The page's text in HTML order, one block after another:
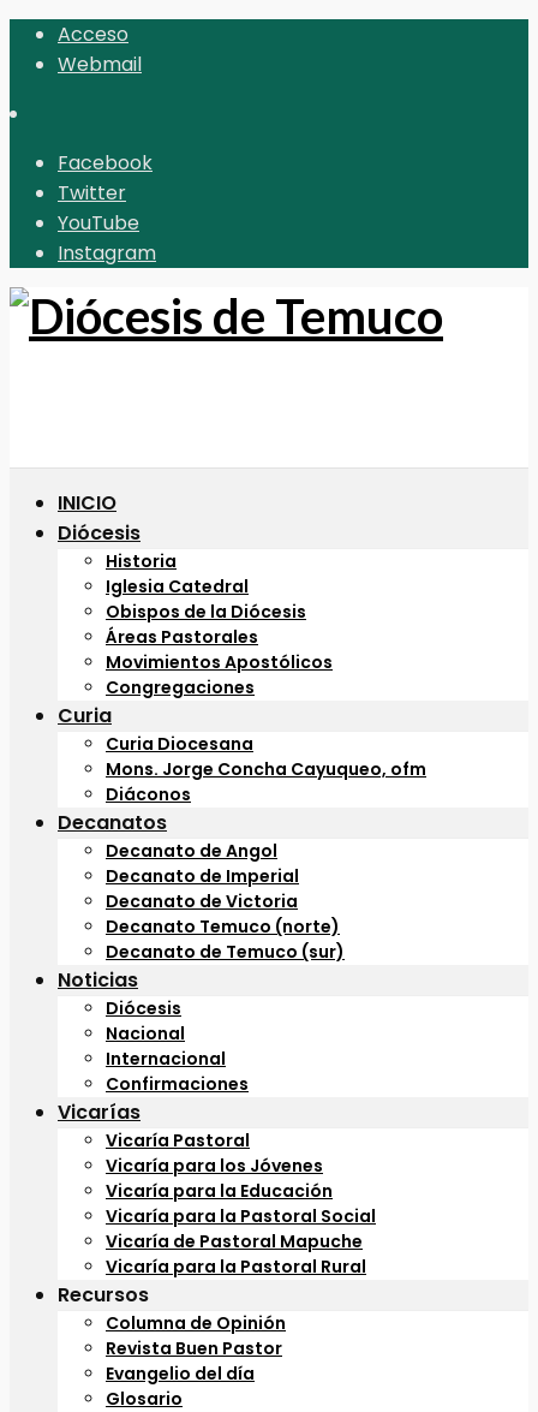
Acceso
Webmail
Facebook
Twitter
YouTube
Instagram
INICIO
Diócesis
Historia
Iglesia Catedral
Obispos de la Diócesis
Áreas Pastorales
Movimientos Apostólicos
Congregaciones
Curia
Curia Diocesana
Mons. Jorge Concha Cayuqueo, ofm
Diáconos
Decanatos
Decanato de Angol
Decanato de Imperial
Decanato de Victoria
Decanato Temuco (norte)
Decanato de Temuco (sur)
Noticias
Diócesis
Nacional
Internacional
Confirmaciones
Vicarías
Vicaría Pastoral
Vicaría para los Jóvenes
Vicaría para la Educación
Vicaría para la Pastoral Social
Vicaría de Pastoral Mapuche
Vicaría para la Pastoral Rural
Recursos
Columna de Opinión
Revista Buen Pastor
Evangelio del día
Glosario